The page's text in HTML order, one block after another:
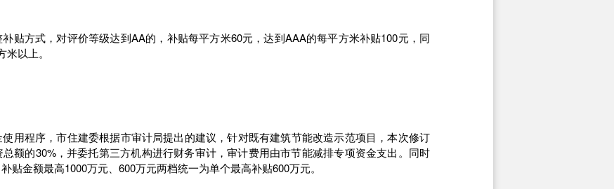
贴方式，对评价等级达到AA的，补贴每平方米60元，达到AAA的每平方米补贴100元，同
以上。
用程序，市住建委根据市审计局提出的建议，针对既有建筑节能改造示范项目，本次修订
额的30%，并委托第三方机构进行财务审计，审计费用由市节能减排专项资金支出。同时
贴金额最高1000万元、600万元两档统一为单个最高补贴600万元。